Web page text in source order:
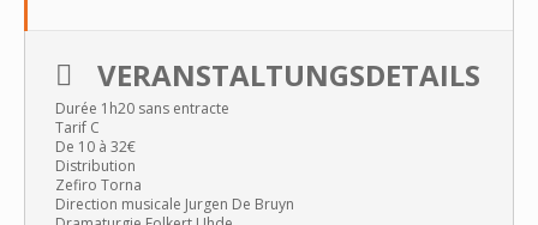
VERANSTALTUNGSDETAILS
Durée 1h20 sans entracte
Tarif C
De 10 à 32€
Distribution
Zefiro Torna
Direction musicale Jurgen De Bruyn